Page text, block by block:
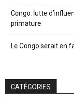
Congo: lutte
primature
Le Congo serait en
CATÉGORIES